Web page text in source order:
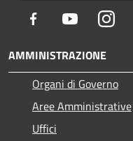
Facebook Youtube
AMMINISTRAZIONE
Organi di Governo
Aree Amministrative
Uffici